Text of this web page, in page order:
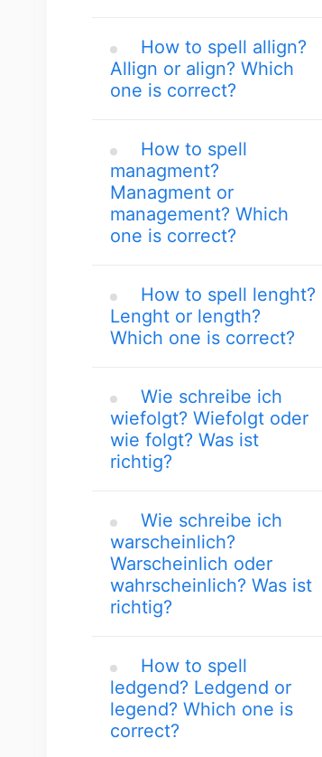
How to spell allign?
Allign or align? Which
one is correct?
How to spell
managment?
Managment or
management? Which
one is correct?
How to spell lenght?
Lenght or length?
Which one is correct?
Wie schreibe ich
wiefolgt? Wiefolgt oder
wie folgt? Was ist
richtig?
Wie schreibe ich
warscheinlich?
Warscheinlich oder
wahrscheinlich? Was ist
richtig?
How to spell
ledgend? Ledgend or
legend? Which one is
correct?